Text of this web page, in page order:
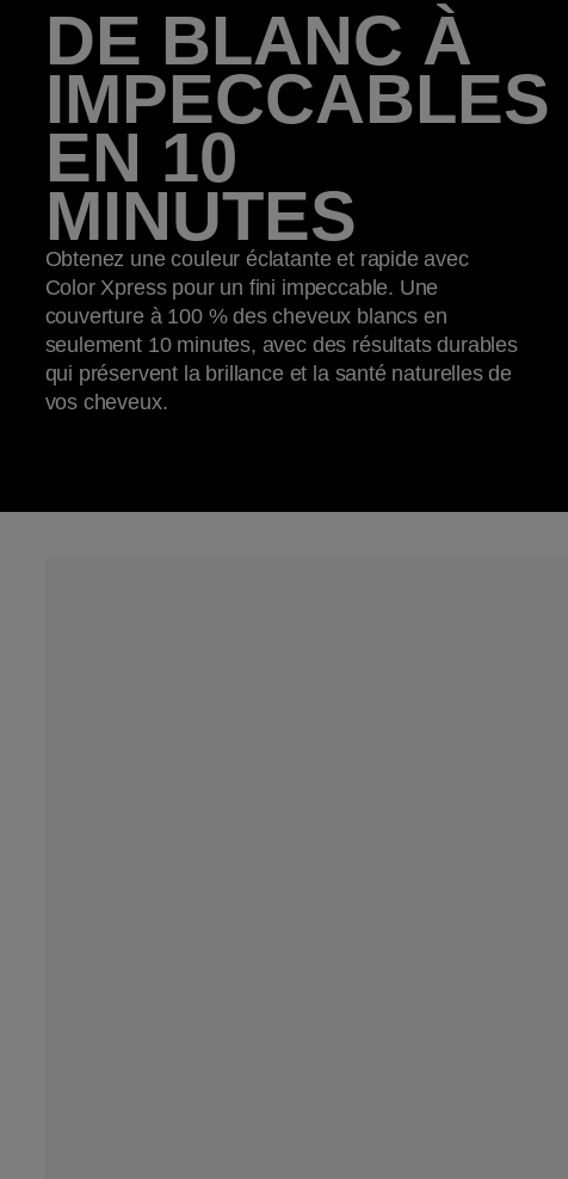
DE BLANC À
IMPECCABLES
EN 10
MINUTES
Obtenez une couleur éclatante et rapide avec
Color Xpress pour un fini impeccable. Une
couverture à 100 % des cheveux blancs en
seulement 10 minutes, avec des résultats durables
qui préservent la brillance et la santé naturelles de
vos cheveux.